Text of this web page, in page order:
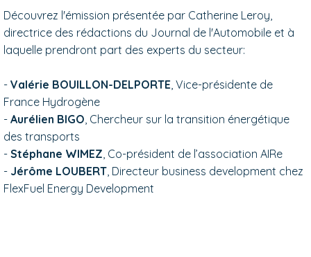
Découvrez l'émission présentée par Catherine Leroy,
directrice des rédactions du Journal de l'Automobile et à
laquelle prendront part des experts du secteur:
- Valérie BOUILLON-DELPORTE, Vice-présidente de
France Hydrogène
- Aurélien BIGO, Chercheur sur la transition énergétique
des transports
- Stéphane WIMEZ, Co-président de l’association AIRe
- Jérôme LOUBERT, Directeur business development chez
FlexFuel Energy Development